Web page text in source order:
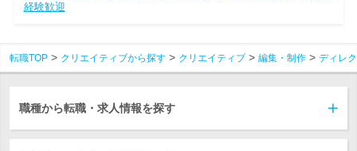
経験歓迎
転職TOP クリエイティブから探す クリエイティブ 編集・制作 ディレ
職種から転職・求人情報を探す